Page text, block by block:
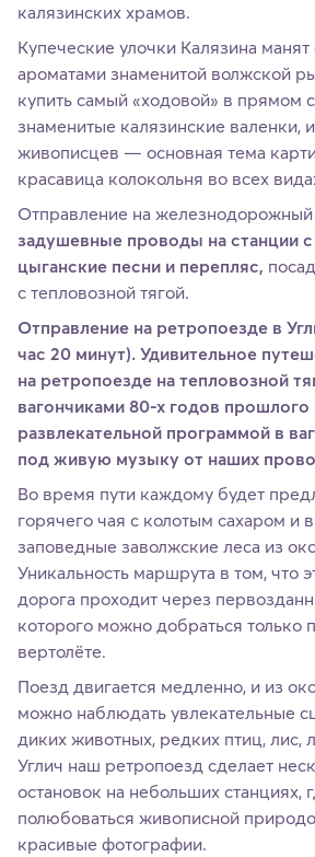
калязинских храмов.
Купеческие улочки Калязина
ароматами знаменитой волжской
купить самый «ходовой» в прямом
знаменитые калязинские валенки,
живописцев — основная тема
красавица колокольня во всех
Отправление на железнодорожный
задушевные проводы на станции
цыганские песни и перепляс,
с тепловозной тягой.
Отправление на ретропоезде в
час 20 минут). Удивительное
на ретропоезде на тепловозной
вагончиками 80-х годов прошлого
развлекательной программой в
под живую музыку от наших
Во время пути каждому будет
горячего чая с колотым сахаром и
заповедные заволжские леса из
Уникальность маршрута в том, что
дорога проходит через
которого можно добраться только
вертолёте.
Поезд двигается медленно, и из
можно наблюдать увлекательные
диких животных, редких птиц, лис,
Углич наш ретропоезд сделает
остановок на небольших станциях,
полюбоваться живописной
красивые фотографии.